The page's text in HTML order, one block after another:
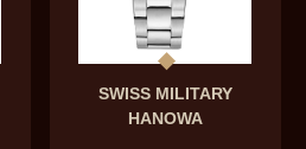
SWISS MILITARY
HANOWA